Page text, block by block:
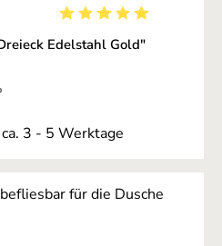
Durchschnittliche
Edelstahl Gold"
3 - 5 Werktage